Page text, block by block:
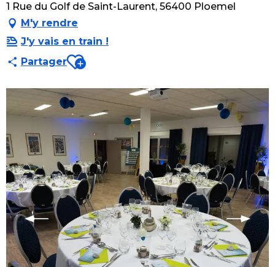
1 Rue du Golf de Saint-Laurent, 56400 Ploemel
M'y rendre
J'y vais en train !
PartagerAjouter aux favoris